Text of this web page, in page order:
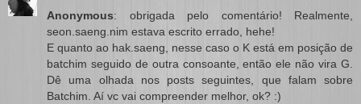
Anonymous: obrigada pelo comentário! Realmente,
seon.saeng.nim estava escrito errado, hehe!
E quanto ao hak.saeng, nesse caso o K está em posição de
batchim seguido de outra consoante, então ele não vira G.
Dê uma olhada nos posts seguintes, que falam sobre
Batchim. Aí vc vai compreender melhor, ok? :)